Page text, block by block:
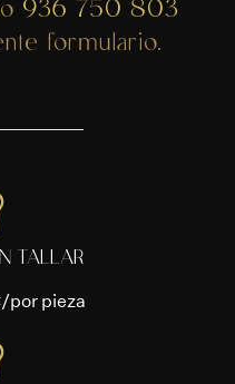
936 750 803
formulario.
TALLAR
por pieza